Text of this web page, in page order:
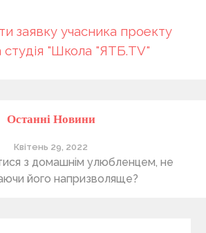
заявку учасника проекту
студія "Школа "ЯТБ.TV"
Останні Новини
Квітень 29, 2022
з домашнім улюбленцем, не
його напризволяще?